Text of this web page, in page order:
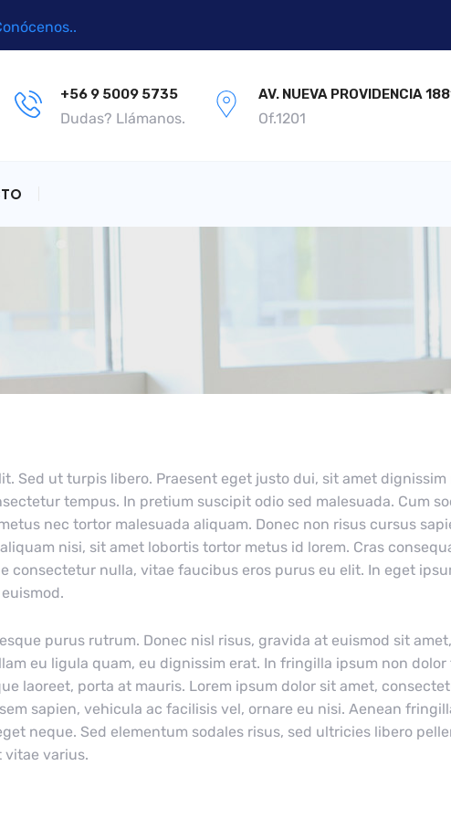
+56 9 5009 5735
Dudas? Llámanos.
AV. NUEVA PROVIDENCIA
Of.1201
Sed ut turpis libero. Praesent eget justo dui, sit amet
tempus. In pretium suscipit odio sed malesuada. Cum
nec tortor malesuada aliquam. Donec non risus cursus
nisi, sit amet lobortis tortor metus id lorem. Cras
nulla, vitae faucibus eros purus eu elit. In eget
purus rutrum. Donec nisl risus, gravida at euismod sit
eu ligula quam, eu dignissim erat. In fringilla ipsum non
laoreet, porta at mauris. Lorem ipsum dolor sit amet,
sapien, vehicula ac facilisis vel, ornare eu nisi. Aenean
neque. Sed elementum sodales risus, sed ultricies libero
vitae varius.